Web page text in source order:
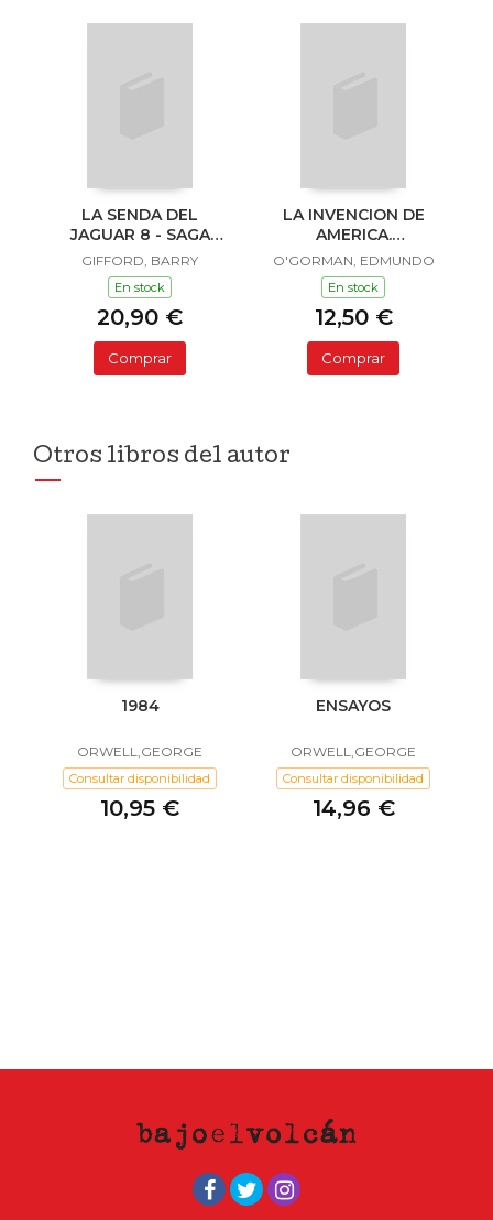
LA SENDA DEL
JAGUAR 8 - SAGA
SAILOR Y LULA
GIFFORD, BARRY
En stock
20,90 €
Comprar
LA INVENCION DE
AMERICA.
INVESTIGACION
ACERCA DE L
O'GORMAN, EDMUNDO
En stock
12,50 €
Comprar
Otros libros del autor
1984
ORWELL,GEORGE
Consultar disponibilidad
10,95 €
ENSAYOS
ORWELL,GEORGE
Consultar disponibilidad
14,96 €